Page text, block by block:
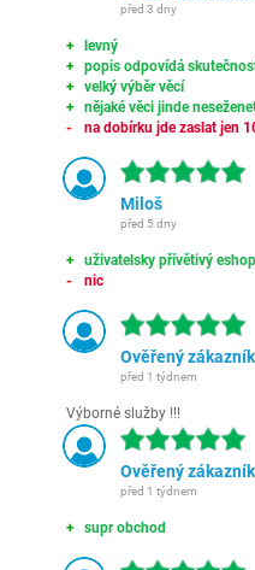
před 3 dny
levný
popis odpovídá
velký výběr věcí
nějaké věci jinde
na dobírku jde zaslat jen
Miloš
před 5 dny
uživatelsky přívětivý
nic
Ověřený zákazník
před 1 týdnem
Výborné služby !!!
Ověřený zákazník
před 1 týdnem
supr obchod